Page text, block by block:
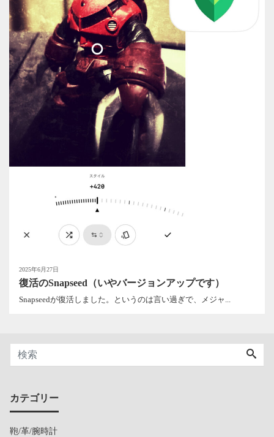
2025年6月27日
復活のSnapseed（いやバージョンアップです）
Snapseedが復活しました。というのは言い過ぎで、メジャ...
カテゴリー
鞄/革/腕時計